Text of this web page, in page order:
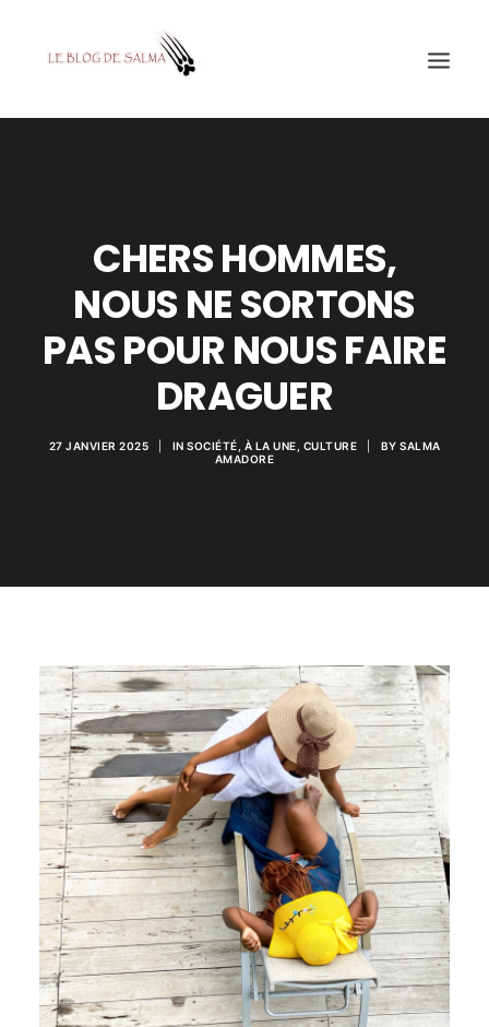
MES COUPS DE GRIFFES
EDUCATION
TESTÉ POUR VOUS
MON A1
CHERS HOMMES,
NOUS NE SORTONS
PAS POUR NOUS FAIRE
DRAGUER
27 JANVIER 2025 IN SOCIÉTÉ À LA UNE CULTURE BY SALMA
AMADORE